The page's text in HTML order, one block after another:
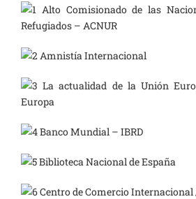
Alto Comisionado de las
Refugiados – ACNUR
Amnistía Internacional
La actualidad de la Unión
Europa
Banco Mundial – IBRD
Biblioteca Nacional de España
Centro de Comercio Internacional